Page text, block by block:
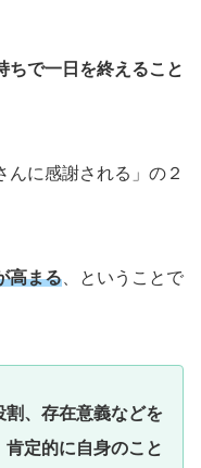
ちで一日を終えること
んに感謝される」の２
高まる 、ということで
割、存在意義などを
定的に自身のこと